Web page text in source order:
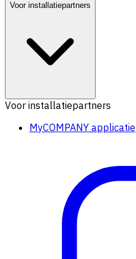
Voor installatiepartners
Voor installatiepartners
MyCOMPANY applicatie